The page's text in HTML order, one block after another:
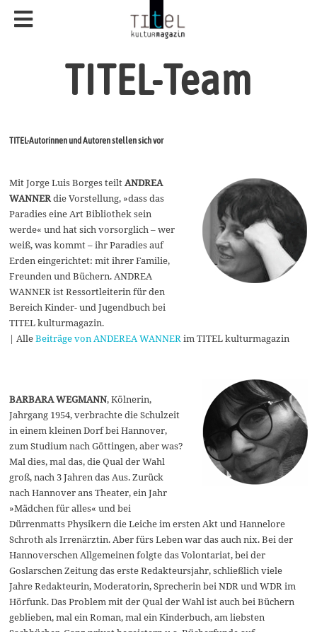
TITEL-Team
TITEL-Autorinnen und Autoren stellen sich vor
Mit Jorge Luis Borges teiltANDREA
WANNERdie Vorstellung, »dass das
Paradies eine Art Bibliothek sein
werde« und hat sich vorsorglich – wer
weiß, was kommt – ihr Paradies auf
Erden eingerichtet: mit ihrer Familie,
Freunden und Büchern. ANDREA
WANNER ist Ressortleiterin für den
Bereich Kinder- und Jugendbuch bei
TITEL kulturmagazin.
| AlleBeiträge von ANDEREA WANNERim TITEL kulturmagazin
BARBARA WEGMANN, Kölnerin,
Jahrgang 1954, verbrachte die Schulzeit
in einem kleinen Dorf bei Hannover,
zum Studium nach Göttingen, aber was?
Mal dies, mal das, die Qual der Wahl
groß, nach 3 Jahren das Aus. Zurück
nach Hannover ans Theater, ein Jahr
»Mädchen für alles« und bei
Dürrenmatts Physikern die Leiche im ersten Akt und Hannelore
Schroth als Irrenärztin. Aber fürs Leben war das auch nix. Bei der
Hannoverschen Allgemeinen folgte das Volontariat, bei der
Goslarschen Zeitung das erste Redakteursjahr, schließlich viele
Jahre Redakteurin, Moderatorin, Sprecherin bei NDR und WDR im
Hörfunk. Das Problem mit der Qual der Wahl ist auch bei Büchern
geblieben, mal ein Roman, mal ein Kinderbuch, am liebsten